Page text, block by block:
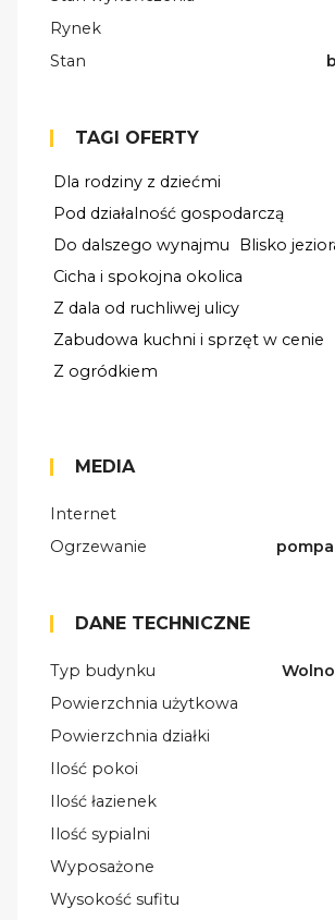
Rynek
Stan
TAGI OFERTY
Dla rodziny z dziećmi
Pod działalność gospodarczą
Do dalszego wynajmu
Blisko
Cicha i spokojna okolica
Z dala od ruchliwej ulicy
Zabudowa kuchni i sprzęt w cenie
Z ogródkiem
MEDIA
Internet
Ogrzewanie
DANE TECHNICZNE
Typ budynku
Powierzchnia użytkowa
Powierzchnia działki
Ilość pokoi
Ilość łazienek
Ilość sypialni
Wyposażone
Wysokość sufitu